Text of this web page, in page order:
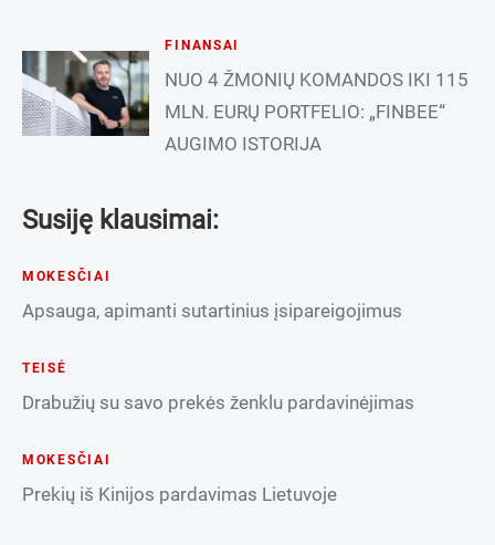
FINANSAI
NUO 4 ŽMONIŲ KOMANDOS IKI 115
MLN. EURŲ PORTFELIO: „FINBEE“
AUGIMO ISTORIJA
Susiję klausimai:
MOKESČIAI
Apsauga, apimanti sutartinius įsipareigojimus
TEISĖ
Drabužių su savo prekės ženklu pardavinėjimas
MOKESČIAI
Prekių iš Kinijos pardavimas Lietuvoje